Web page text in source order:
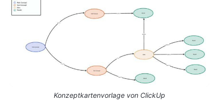
Konzeptkartenvorlage von ClickUp